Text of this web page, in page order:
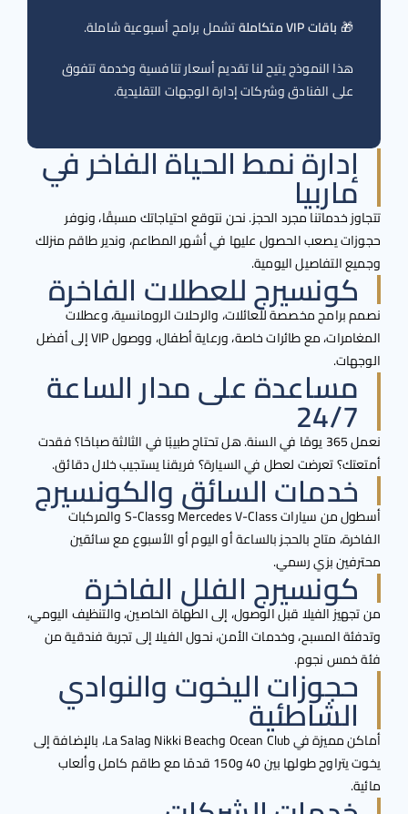
تشمل برامج أسبوعية شاملة.
هذا النموذج يتيح لنا تقديم أسعار تنافسية وخدمة تتفوق
على الفنادق وشركات إدارة الوجهات التقليدية.
إدارة نمط الحياة الفاخر في
ماربيا
خدماتنا مجرد الحجز. نحن نتوقع احتياجاتك مسبقًا، ونوفر
يصعب الحصول عليها في أشهر المطاعم، وندير طاقم منزلك
التفاصيل اليومية.
كونسيرج للعطلات الفاخرة
برامج مخصصة للعائلات، والرحلات الرومانسية، وعطلات
المغامرات، مع طائرات خاصة، ورعاية أطفال، ووصول VIP إلى أفضل
مساعدة على مدار الساعة
24/7
نعمل 365 يومًا في السنة. هل تحتاج طبيبًا في الثالثة صباحًا؟ فقدت
تعرضت لعطل في السيارة؟ فريقنا يستجيب خلال دقائق.
خدمات السائق والكونسيرج
أسطول من سيارات Mercedes V-Class وS-Class والمركبات
متاح بالحجز بالساعة أو اليوم أو الأسبوع مع سائقين
بزي رسمي.
كونسيرج الفلل الفاخرة
الفيلا قبل الوصول، إلى الطهاة الخاصين، والتنظيف اليومي،
المسبح، وخدمات الأمن، نحول الفيلا إلى تجربة فندقية من
خمس نجوم.
حجوزات اليخوت والنوادي
الشاطئية
أماكن مميزة في Ocean Club وNikki Beach وLa Sala، بالإضافة إلى
يخوت يتراوح طولها بين 40 و150 قدمًا مع طاقم كامل وألعاب